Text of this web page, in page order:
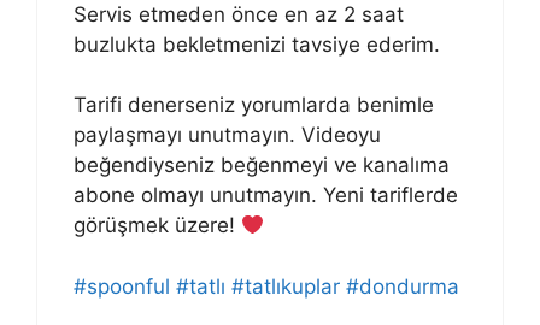
Servis etmeden önce en az 2 saat
buzlukta bekletmenizi tavsiye ederim.
Tarifi denerseniz yorumlarda benimle
paylaşmayı unutmayın. Videoyu
beğendiyseniz beğenmeyi ve kanalıma
abone olmayı unutmayın. Yeni tariflerde
görüşmek üzere!
#spoonful #tatlı #tatlıkuplar #dondurma